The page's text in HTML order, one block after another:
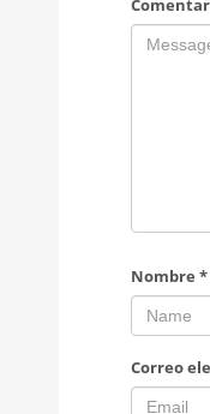
Nombre *
Correo